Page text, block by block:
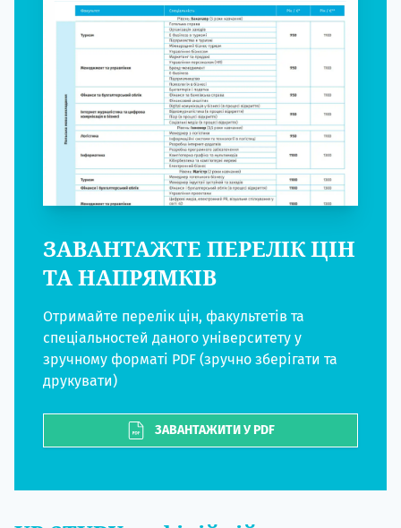
ЗАВАНТАЖТЕ ПЕРЕЛІК ЦІН
ТА НАПРЯМКІВ
Отримайте перелік цін, факультетів та
спеціальностей даного університету у
зручному форматі PDF (зручно зберігати та
друкувати)
ЗАВАНТАЖИТИ У PDF